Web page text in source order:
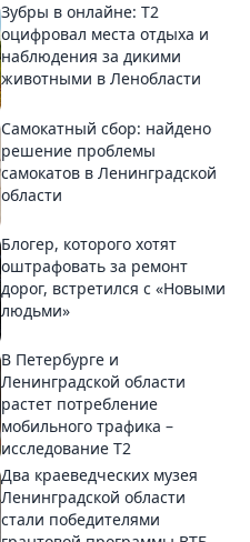
Зубры в онлайне: Т2
оцифровал места отдыха и
наблюдения за дикими
животными в Ленобласти
Самокатный сбор: найдено
решение проблемы
самокатов в Ленинградской
области
Блогер, которого хотят
оштрафовать за ремонт
дорог, встретился с «Новыми
людьми»
В Петербурге и
Ленинградской области
растет потребление
мобильного трафика –
исследование T2
Два краеведческих музея
Ленинградской области
стали победителями